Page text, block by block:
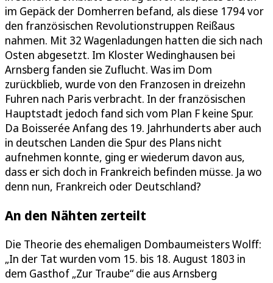
im Gepäck der Domherren befand, als diese 1794 vor
den französischen Revolutionstruppen Reißaus
nahmen. Mit 32 Wagenladungen hatten die sich nach
Osten abgesetzt. Im Kloster Wedinghausen bei
Arnsberg fanden sie Zuflucht. Was im Dom
zurückblieb, wurde von den Franzosen in dreizehn
Fuhren nach Paris verbracht. In der französischen
Hauptstadt jedoch fand sich vom Plan F keine Spur.
Da Boisserée Anfang des 19. Jahrhunderts aber auch
in deutschen Landen die Spur des Plans nicht
aufnehmen konnte, ging er wiederum davon aus,
dass er sich doch in Frankreich befinden müsse. Ja wo
denn nun, Frankreich oder Deutschland?
An den Nähten zerteilt
Die Theorie des ehemaligen Dombaumeisters Wolff:
„In der Tat wurden vom 15. bis 18. August 1803 in
dem Gasthof „Zur Traube“ die aus Arnsberg